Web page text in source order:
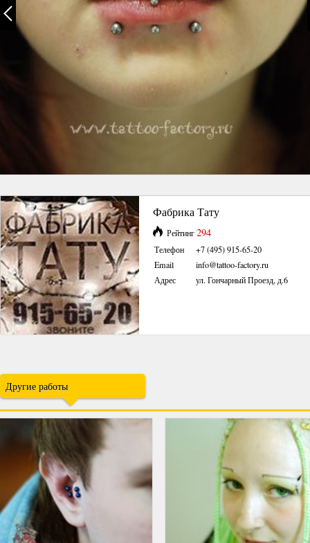
Фабрика Тату
Рейтинг294
Телефон
+7 (495) 915-65-20
Email
info@tattoo-factory.ru
Адрес
ул. Гончарный Проезд, д.6
Другие работы